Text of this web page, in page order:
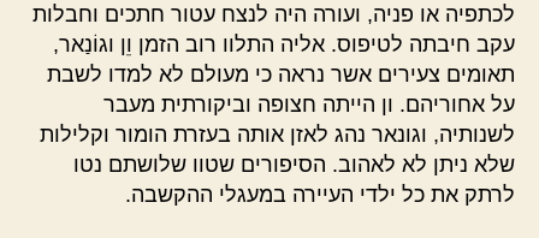
לכתפיה או פניה, ועורה היה לנצח עטור חתכים וחבלות
עקב חיבתה לטיפוס. אליה התלוו רוב הזמן וֵן וגוֹנַאר,
תאומים צעירים אשר נראה כי מעולם לא למדו לשבת
על אחוריהם. ון הייתה חצופה וביקורתית מעבר
לשנותיה, וגונאר נהג לאזן אותה בעזרת הומור וקלילות
שלא ניתן לא לאהוב. הסיפורים שטוו שלושתם נטו
לרתק את כל ילדי העיירה במעגלי ההקשבה.